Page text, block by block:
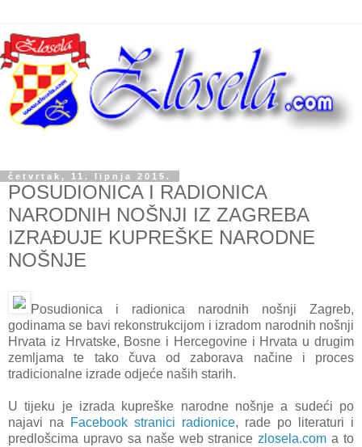
četvrtak, 11. lipnja 2015.
POSUDIONICA I RADIONICA
NARODNIH NOŠNJI IZ ZAGREBA
IZRAĐUJE KUPREŠKE NARODNE
NOŠNJE
Posudionica i radionica narodnih nošnji Zagreb,
godinama se bavi rekonstrukcijom i izradom narodnih nošnji
Hrvata iz Hrvatske, Bosne i Hercegovine i Hrvata u drugim
zemljama te tako čuva od zaborava načine i proces
tradicionalne izrade odjeće naših starih.
U tijeku je izrada kupreške narodne nošnje a sudeći po
najavi na
Facebook stranici radionice, rade po literaturi i
predlošcima upravo sa naše web stranicezlosela.com a to